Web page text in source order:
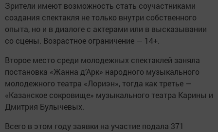
Зрители имеют возможность стать соучастниками
создания спектакля не только внутри собственного
опыта, но и в диалоге с актерами или в высказывании
со сцены. Возрастное ограничение — 14+.
Второе место среди молодежных спектаклей заняла
постановка «Жанна д’Арк» народного музыкального
молодежного театра «Лориэн», тогда как третье —
«Казанское сокровище» музыкального театра Карины и
Дмитрия Булычевых.
Всего в этом году заявки на участие подала 371